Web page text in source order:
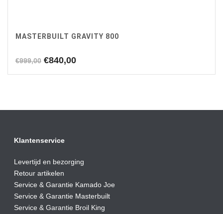
MASTERBUILT GRAVITY 800
€999,00 Oorspronkelijke
€840,00Huidige
Klantenservice
Levertijd en bezorging
Retour artikelen
Service & Garantie Kamado Joe
Service & Garantie Masterbuilt
Service & Garantie Broil King